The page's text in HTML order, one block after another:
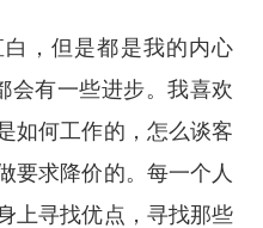
，但是都是我的内心
会有一些进步。我喜欢
如何工作的，怎么谈客
要求降价的。每一个人
上寻找优点，寻找那些